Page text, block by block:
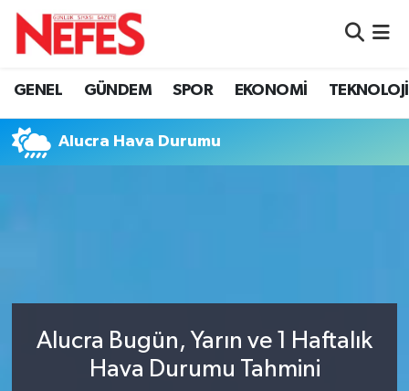
GENEL GÜNDEM SPOR EKONOMİ TEKNOLOJİ
Alucra Hava Durumu
Alucra Bugün, Yarın ve 1 Haftalık
Hava Durumu Tahmini
Hava Durumu
Namaz Vakitleri
Tüm Manşetler
Son Dakika Haberleri